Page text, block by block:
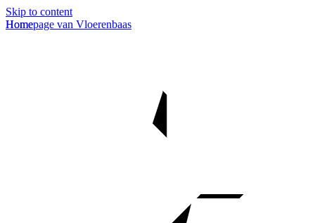
Skip to content
Homepage van Vloerenbaas
Home